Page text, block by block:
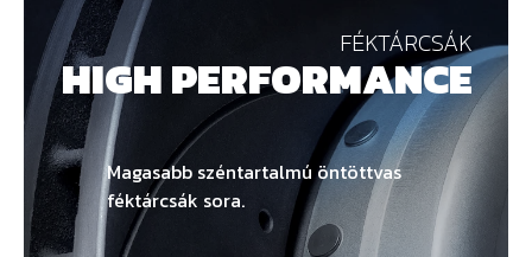
FÉKTÁRCSÁK
HIGH PERFORMANCE
Magasabb széntartalmú öntöttvas
féktárcsák sora.